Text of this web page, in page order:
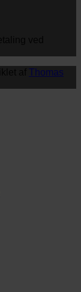
Thomas